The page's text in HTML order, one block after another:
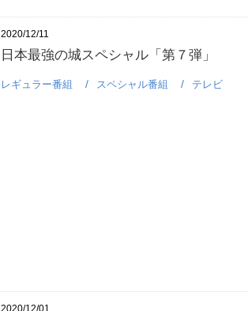
2020/12/11
日本最強の城スペシャル「第７弾」
レギュラー番組 スペシャル番組 テレビ